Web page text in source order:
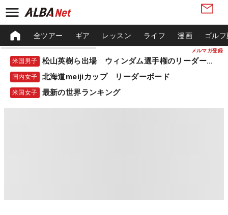
メルマガ登録
全ツアー ギア レッスン ライフ 漫画 ゴル
米国男子 松山英樹ら出場 ウィンダム選手権のリーダーボード
国内女子 北海道meijiカップ リーダーボード
米国女子 最新の世界ランキング